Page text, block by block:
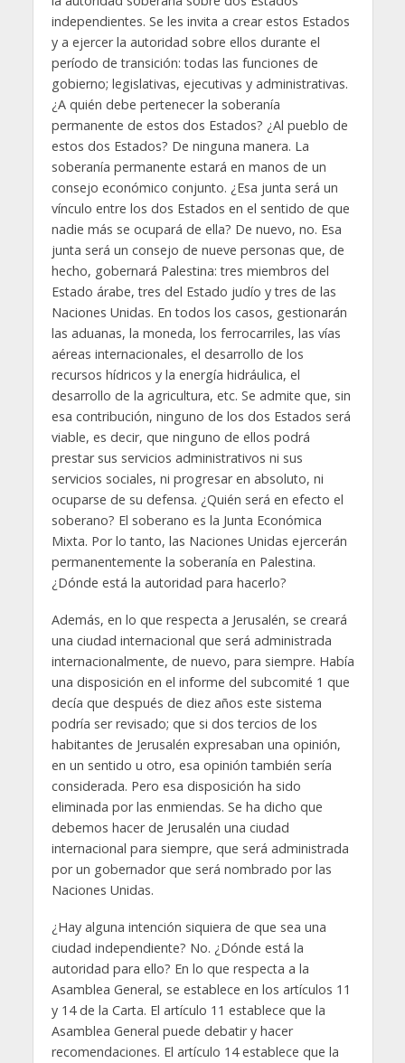
independientes. Se les invita a crear estos Estados
y a ejercer la autoridad sobre ellos durante el
período de transición: todas las funciones de
gobierno; legislativas, ejecutivas y administrativas.
¿A quién debe pertenecer la soberanía
permanente de estos dos Estados? ¿Al pueblo de
estos dos Estados? De ninguna manera. La
soberanía permanente estará en manos de un
consejo económico conjunto. ¿Esa junta será un
vínculo entre los dos Estados en el sentido de que
nadie más se ocupará de ella? De nuevo, no. Esa
junta será un consejo de nueve personas que, de
hecho, gobernará Palestina: tres miembros del
Estado árabe, tres del Estado judío y tres de las
Naciones Unidas. En todos los casos, gestionarán
las aduanas, la moneda, los ferrocarriles, las vías
aéreas internacionales, el desarrollo de los
recursos hídricos y la energía hidráulica, el
desarrollo de la agricultura, etc. Se admite que, sin
esa contribución, ninguno de los dos Estados será
viable, es decir, que ninguno de ellos podrá
prestar sus servicios administrativos ni sus
servicios sociales, ni progresar en absoluto, ni
ocuparse de su defensa. ¿Quién será en efecto el
soberano? El soberano es la Junta Económica
Mixta. Por lo tanto, las Naciones Unidas ejercerán
permanentemente la soberanía en Palestina.
¿Dónde está la autoridad para hacerlo?
Además, en lo que respecta a Jerusalén, se creará
una ciudad internacional que será administrada
internacionalmente, de nuevo, para siempre. Había
una disposición en el informe del subcomité 1 que
decía que después de diez años este sistema
podría ser revisado; que si dos tercios de los
habitantes de Jerusalén expresaban una opinión,
en un sentido u otro, esa opinión también sería
considerada. Pero esa disposición ha sido
eliminada por las enmiendas. Se ha dicho que
debemos hacer de Jerusalén una ciudad
internacional para siempre, que será administrada
por un gobernador que será nombrado por las
Naciones Unidas.
¿Hay alguna intención siquiera de que sea una
ciudad independiente? No. ¿Dónde está la
autoridad para ello? En lo que respecta a la
Asamblea General, se establece en los artículos 11
y 14 de la Carta. El artículo 11 establece que la
Asamblea General puede debatir y hacer
recomendaciones. El artículo 14 establece que la